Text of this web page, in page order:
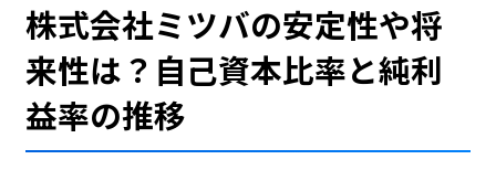
株式会社ミツバの安定性や将
来性は？自己資本比率と純利
益率の推移